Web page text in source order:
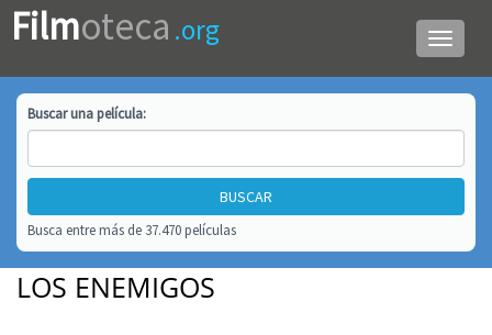
Menú
de
Filmoteca .org
Buscar unapelícula:
Busca entre más de 37.470 películas
LOS ENEMIGOS